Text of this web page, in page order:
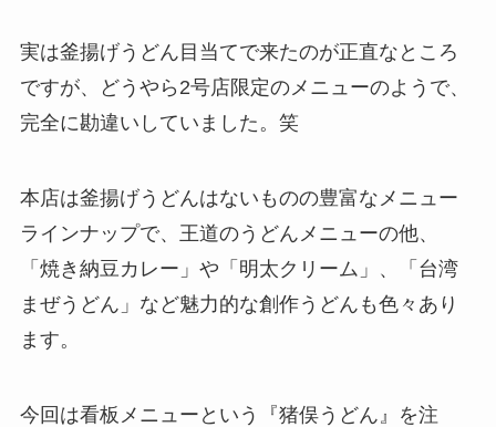
実は釜揚げうどん目当てで来たのが正直なところ
ですが、どうやら2号店限定のメニューのようで、
完全に勘違いしていました。笑
本店は釜揚げうどんはないものの豊富なメニュー
ラインナップで、王道のうどんメニューの他、
「焼き納豆カレー」や「明太クリーム」、「台湾
まぜうどん」など魅力的な創作うどんも色々あり
ます。
今回は看板メニューという『猪俣うどん』を注